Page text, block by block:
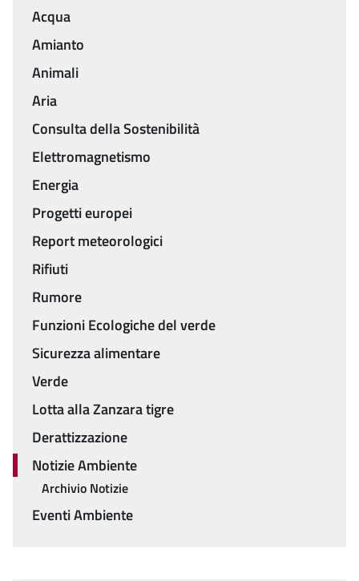
Acqua
Amianto
Animali
Aria
Consulta della Sostenibilità
Elettromagnetismo
Energia
Progetti europei
Report meteorologici
Rifiuti
Rumore
Funzioni Ecologiche del verde
Sicurezza alimentare
Verde
Lotta alla Zanzara tigre
Derattizzazione
Notizie Ambiente
Archivio Notizie
Eventi Ambiente